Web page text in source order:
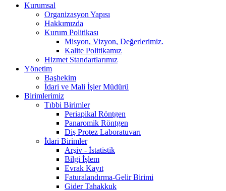
Kurumsal
Organizasyon Yapısı
Hakkımızda
Kurum Politikası
Misyon, Vizyon, Değerlerimiz.
Kalite Politikamız
Hizmet Standartlarımız
Yönetim
Başhekim
İdari ve Mali İşler Müdürü
Birimlerimiz
Tıbbi Birimler
Periapikal Röntgen
Panaromik Röntgen
Diş Protez Laboratuvarı
İdari Birimler
Arşiv - İstatistik
Bilgi İşlem
Evrak Kayıt
Faturalandırma-Gelir Birimi
Gider Tahakkuk